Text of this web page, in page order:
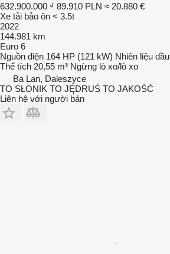
632.900.000 ₫ 89.910 PLN ≈ 20.880 €
Xe tải bảo ôn < 3.5t
2022
144.981 km
Euro 6
Nguồn điện 164 HP (121 kW) Nhiên liệu
Thể tích 20,55 m³ Ngừng lò xo/lò xo
Ba Lan, Daleszyce
TO SŁONIK TO JĘDRUŚ TO JAKOŚĆ
Liên hệ với người bán